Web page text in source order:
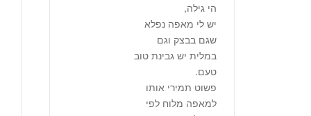
הי גילה,
יש לי מאפה נפלא
שגם בבצק וגם
במלית יש גבינת טוב
טעם.
פשוט תמירי אותו
למאפה מלוח לפי